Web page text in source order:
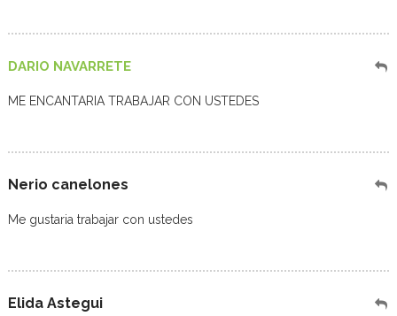
DARIO NAVARRETE
ME ENCANTARIA TRABAJAR CON USTEDES
Nerio canelones
Me gustaria trabajar con ustedes
Elida Astegui